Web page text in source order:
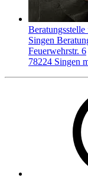
Singen
Feuerwehrstr. 6
78224 Singen